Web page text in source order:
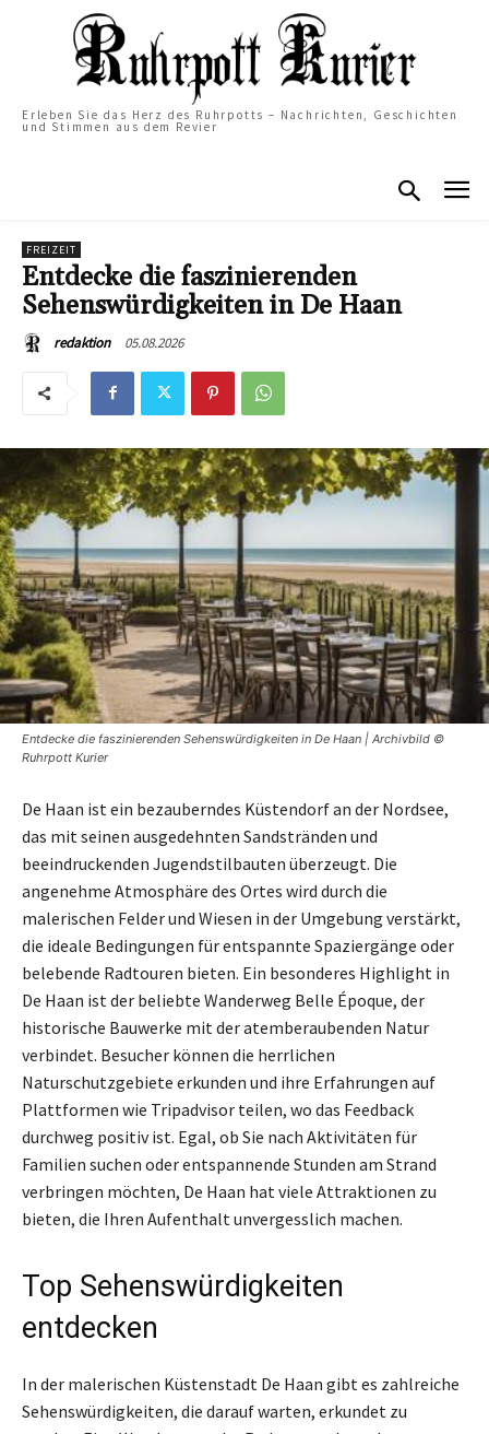
Erleben Sie das Herz des Ruhrpotts – Nachrichten, Geschichten
und Stimmen aus dem Revier
FREIZEIT
Entdecke die faszinierenden
Sehenswürdigkeiten in De Haan
redaktion 05.08.2026
Entdecke die faszinierenden Sehenswürdigkeiten in De Haan | Archivbild ©
Ruhrpott Kurier
De Haan ist ein bezauberndes Küstendorf an der Nordsee,
das mit seinen ausgedehnten Sandstränden und
beeindruckenden Jugendstilbauten überzeugt. Die
angenehme Atmosphäre des Ortes wird durch die
malerischen Felder und Wiesen in der Umgebung verstärkt,
die ideale Bedingungen für entspannte Spaziergänge oder
belebende Radtouren bieten. Ein besonderes Highlight in
De Haan ist der beliebte Wanderweg Belle Époque, der
historische Bauwerke mit der atemberaubenden Natur
verbindet. Besucher können die herrlichen
Naturschutzgebiete erkunden und ihre Erfahrungen auf
Plattformen wie Tripadvisor teilen, wo das Feedback
durchweg positiv ist. Egal, ob Sie nach Aktivitäten für
Familien suchen oder entspannende Stunden am Strand
verbringen möchten, De Haan hat viele Attraktionen zu
bieten, die Ihren Aufenthalt unvergesslich machen.
Top Sehenswürdigkeiten
entdecken
In der malerischen Küstenstadt De Haan gibt es zahlreiche
Sehenswürdigkeiten, die darauf warten, erkundet zu